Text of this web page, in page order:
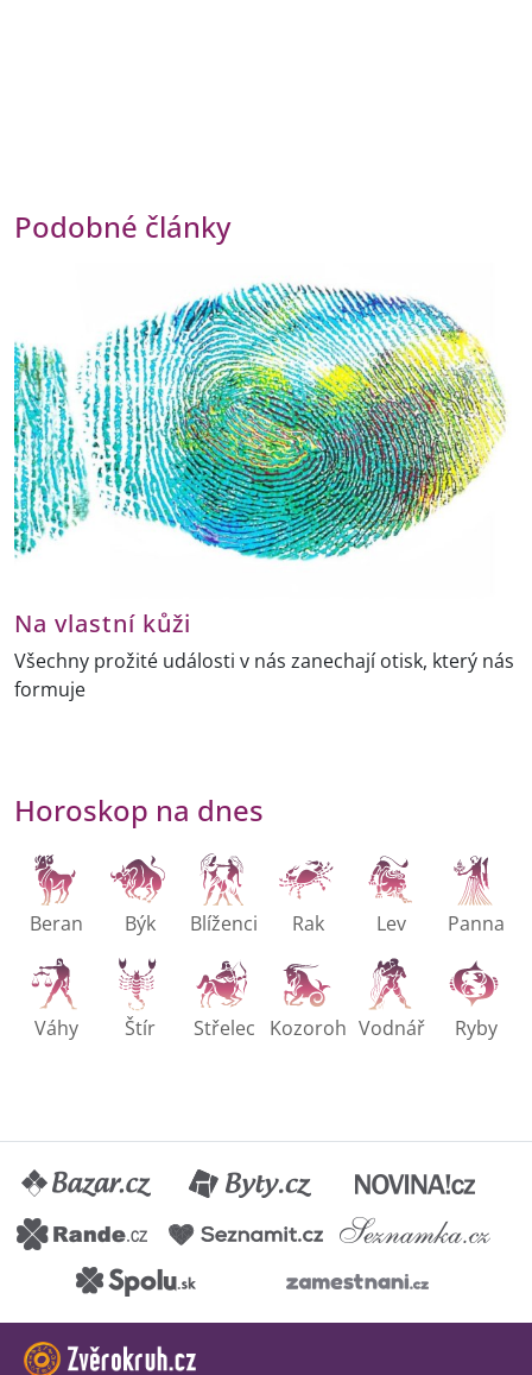
Podobné články
Na vlastní kůži
Všechny prožité události v nás zanechají otisk, který nás
formuje
Horoskop na dnes
Beran Býk Blíženci Rak Lev Panna
Váhy Štír Střelec Kozoroh Vodnář Ryby